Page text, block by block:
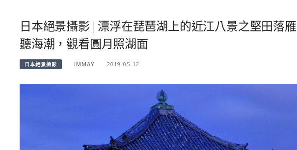
日本絕景攝影 | 漂浮在琵琶湖上的近江八景之堅田落
聽海潮，觀看圓月照湖面
日本絕景攝影 IMMAY 2019-05-12